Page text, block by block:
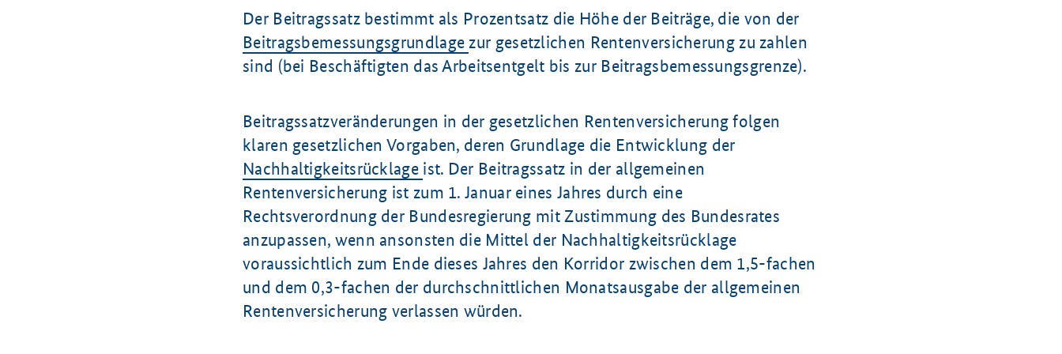
Der Beitragssatz bestimmt als Prozentsatz die Höhe der Beiträge, die von der
Beitragsbemessungsgrundlagezur gesetzlichen Rentenversicherung zu zahlen
sind (bei Beschäftigten das Arbeitsentgelt bis zur Beitragsbemessungsgrenze).
Beitragssatzveränderungen in der gesetzlichen Rentenversicherung folgen
klaren gesetzlichen Vorgaben, deren Grundlage die Entwicklung der
Nachhaltigkeitsrücklage ist. Der Beitragssatz in der allgemeinen
Rentenversicherung ist zum 1. Januareines Jahres durch eine
Rechtsverordnung der Bundesregierung mit Zustimmung des Bundesrates
anzupassen, wenn ansonsten die Mittel der Nachhaltigkeitsrücklage
voraussichtlich zum Ende dieses Jahres den Korridor zwischen dem 1,5-fachen
und dem 0,3-fachen der durchschnittlichen Monatsausgabe der allgemeinen
Rentenversicherung verlassen würden.